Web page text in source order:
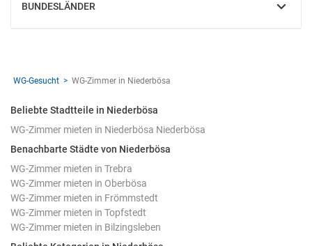
BUNDESLÄNDER
EINBLENDEN
WG-Gesucht WG-Zimmer in Niederbösa
Beliebte Stadtteile in Niederbösa
WG-Zimmer mieten in Niederbösa Niederbösa
Benachbarte Städte von Niederbösa
WG-Zimmer mieten in Trebra
WG-Zimmer mieten in Oberbösa
WG-Zimmer mieten in Frömmstedt
WG-Zimmer mieten in Topfstedt
WG-Zimmer mieten in Bilzingsleben